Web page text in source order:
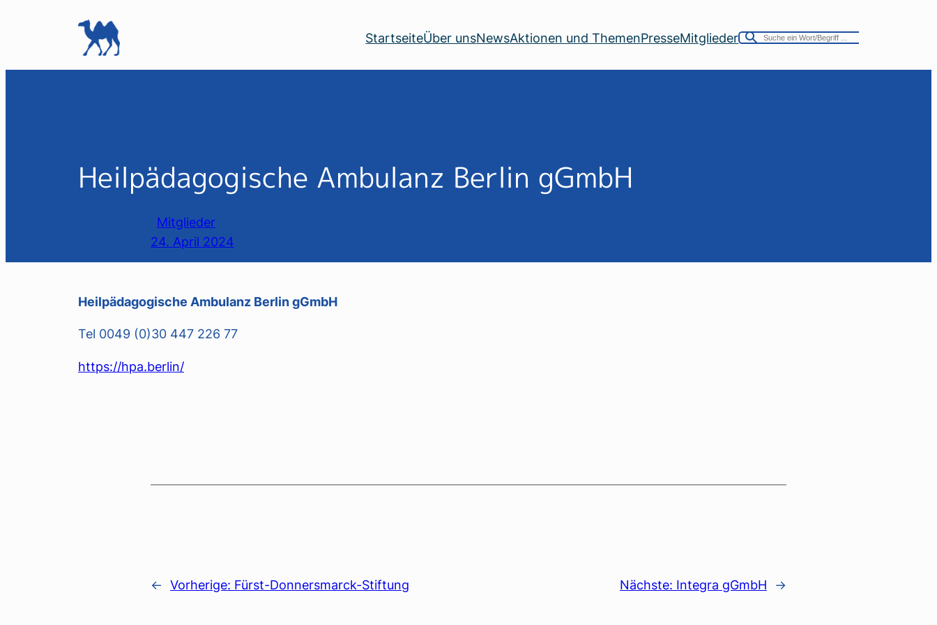
StartseiteÜber unsNewsAktionen und ThemenPresseMitglieder
Heilpädagogische Ambulanz Berlin gGmbH
Mitglieder
24. April 2024
Heilpädagogische Ambulanz Berlin gGmbH
Tel 0049 (0)30 447 226 77
https://hpa.berlin/
← Vorherige: Fürst-Donnersmarck-Stiftung Nächste: Integra gGmbH →